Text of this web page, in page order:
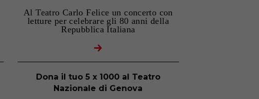
Al Teatro Carlo Felice un concerto con
letture per celebrare gli 80 anni della
Repubblica Italiana
Dona il tuo 5 x 1000 al Teatro
Nazionale di Genova